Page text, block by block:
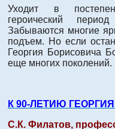
Уходит в
героический
Забываются многие
подъем. Но если
Георгия Борисовича
еще многих поколений.
К 90-ЛЕТИЮ
С.К. Филатов,